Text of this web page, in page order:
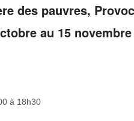
des pauvres,
au 15 novembre
à 18h30